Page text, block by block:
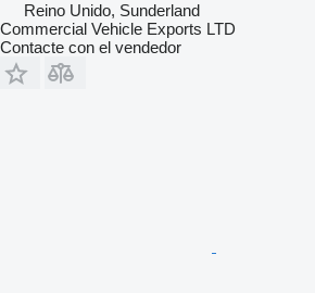
Reino Unido, Sunderland
Commercial Vehicle Exports LTD
Contacte con el vendedor